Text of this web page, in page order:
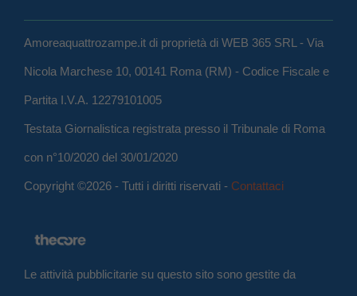
Amoreaquattrozampe.it di proprietà di WEB 365 SRL - Via
Nicola Marchese 10, 00141 Roma (RM) - Codice Fiscale e
Partita I.V.A. 12279101005
Testata Giornalistica registrata presso il Tribunale di Roma
con n°10/2020 del 30/01/2020
Copyright ©2026 - Tutti i diritti riservati - Contattaci
Le attività pubblicitarie su questo sito sono gestite da